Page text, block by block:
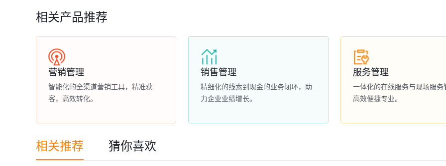
相关产品推荐
营销管理
智能化的全渠道营销工具，精准获
客，高效转化。
销售管理
精细化的线索到现金的业务闭环，助
力企业业绩增长。
服务管理
一体化的在线服务与现场服务
高效便捷专业。
相关推荐 猜你喜欢